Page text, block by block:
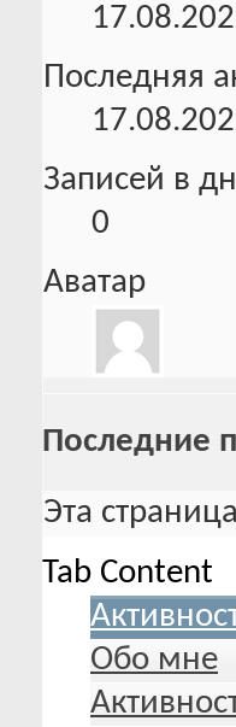
Последняя
Записей в
0
Аватар
Последние
Эта
Tab Content
Обо мне